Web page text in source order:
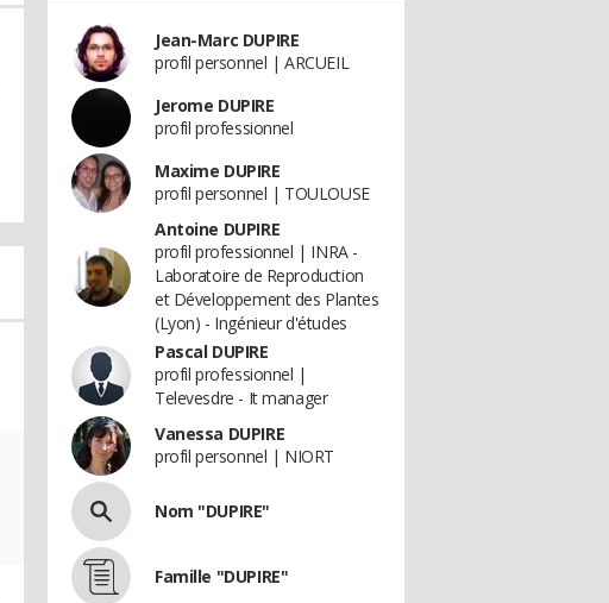
Jean-Marc DUPIRE
profil personnel | ARCUEIL
Jerome DUPIRE
profil professionnel
Maxime DUPIRE
profil personnel | TOULOUSE
Antoine DUPIRE
profil professionnel | INRA -
Laboratoire de Reproduction
et Développement des Plantes
(Lyon) - Ingénieur d'études
Pascal DUPIRE
profil professionnel |
Televesdre - It manager
Vanessa DUPIRE
profil personnel | NIORT
Nom "DUPIRE"
Famille "DUPIRE"